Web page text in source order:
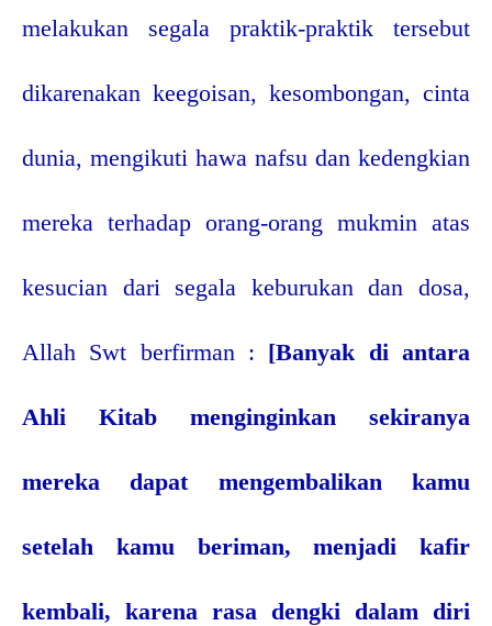
melakukan segala praktik-praktik tersebut
dikarenakan keegoisan, kesombongan, cinta
dunia, mengikuti hawa nafsu dan kedengkian
mereka terhadap orang-orang mukmin atas
kesucian dari segala keburukan dan dosa,
Allah Swt berfirman : [Banyak di antara
Ahli Kitab menginginkan sekiranya
mereka dapat mengembalikan kamu
setelah kamu beriman, menjadi kafir
kembali, karena rasa dengki dalam diri